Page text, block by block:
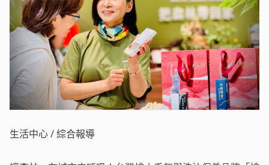
生活中心 / 綜合報導